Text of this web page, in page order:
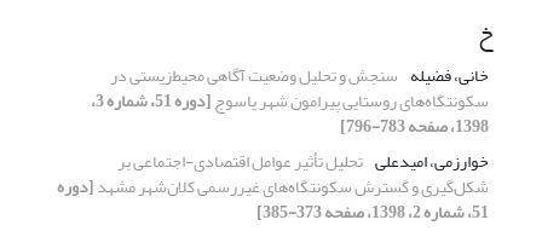
خ
خانی، فضیله سنجش و تحلیل وضعیت آگاهی محیط‌زیستی در
سکونتگاه‌های روستایی پیرامون شهر یاسوج [دوره 51، شماره 3،
1398، صفحه 783-796]
خوارزمی، امیدعلی تحلیل تأثیر عوامل اقتصادی-اجتماعی بر
شکل‌گیری و گسترش سکونتگاه‌های غیررسمی کلان‌شهر مشهد[دوره
51، شماره 2، 1398، صفحه 373-385]